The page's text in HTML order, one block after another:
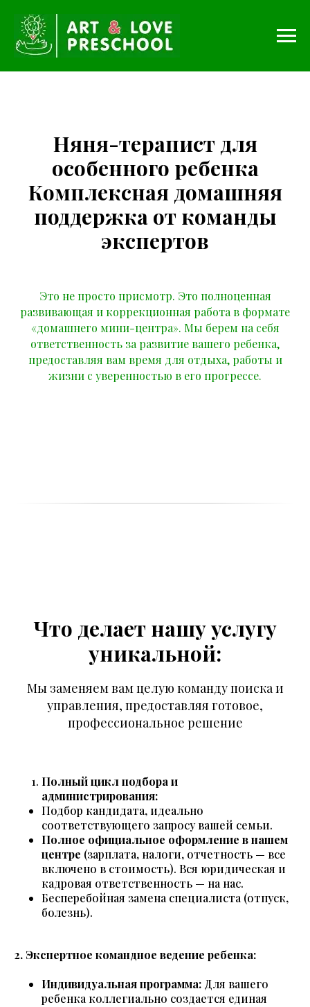
Няня-терапист для
особенного ребенка
Комплексная домашняя
поддержка от команды
экспертов
Это не просто присмотр. Это полноценная
развивающая и коррекционная работа в формате
«домашнего мини-центра». Мы берем на себя
ответственность за развитие вашего ребенка,
предоставляя вам время для отдыха, работы и
жизни с уверенностью в его прогрессе.
Что делает нашу услугу
уникальной:
Мы заменяем вам целую команду поиска и
управления, предоставляя готовое,
профессиональное решение
Полный цикл подбора и
администрирования:
Подбор кандидата, идеально
соответствующего запросу вашей семьи.
Полное официальное оформление в нашем
центре (зарплата, налоги, отчетность — все
включено в стоимость). Вся юридическая и
кадровая ответственность — на нас.
Бесперебойная замена специалиста (отпуск,
болезнь).
2. Экспертное командное ведение ребенка:
Индивидуальная программа: Для вашего
ребенка коллегиально создается единая